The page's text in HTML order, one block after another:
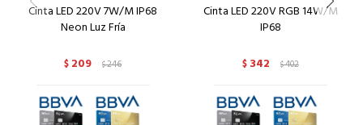
Cinta LED 220V 7W/M IP68
Neon Luz Fría
$ 209 $246
Cinta LED 220V RGB 14W/M
IP68
$ 342 $402